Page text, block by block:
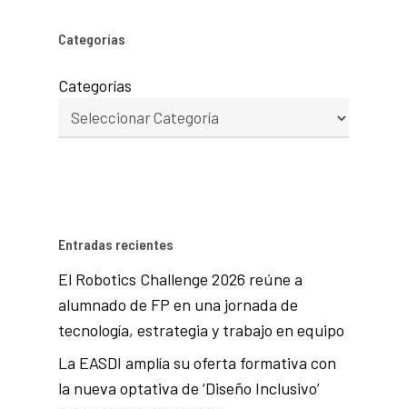
Categorías
Categorías
Entradas recientes
El Robotics Challenge 2026 reúne a
alumnado de FP en una jornada de
tecnología, estrategia y trabajo en equipo
La EASDI amplía su oferta formativa con
la nueva optativa de ‘Diseño Inclusivo’